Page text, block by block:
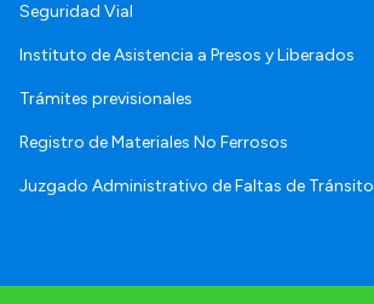
Seguridad Vial
Instituto de Asistencia a Presos y Liberados
Trámites previsionales
Registro de Materiales No Ferrosos
Juzgado Administrativo de Faltas de Tránsito